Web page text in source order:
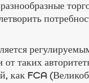
разнообразные
от таких
как FCA